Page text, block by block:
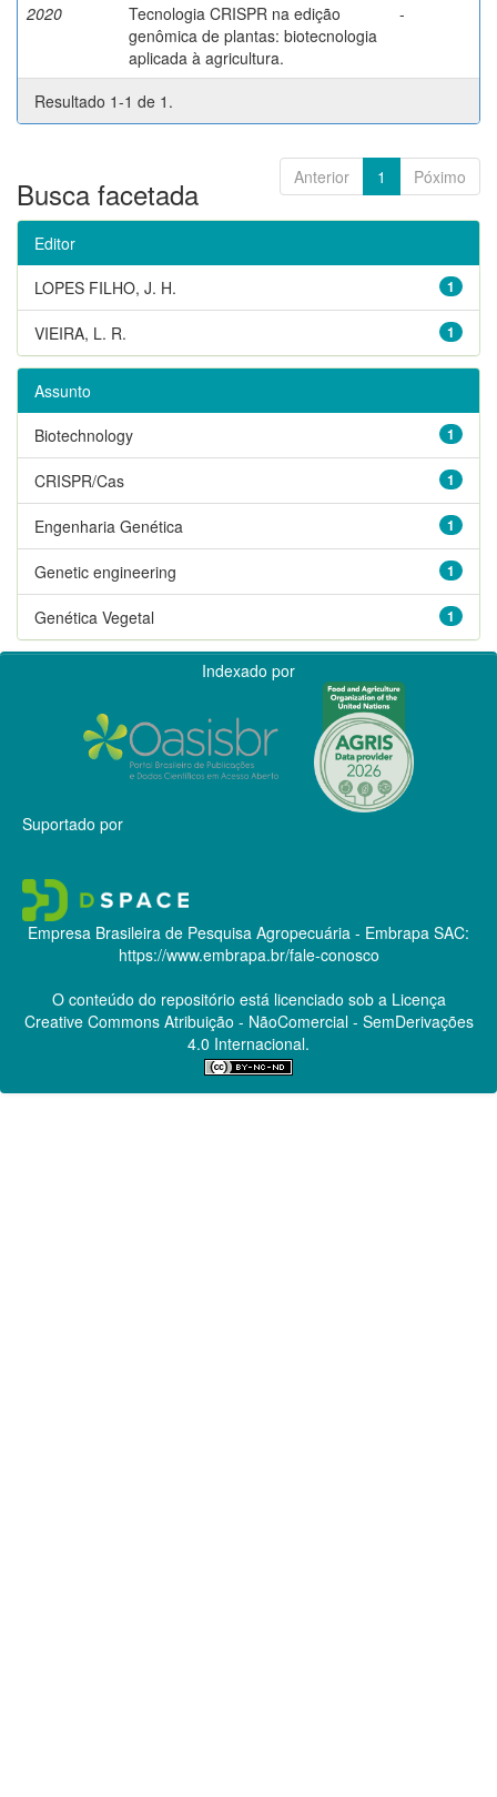
2020
Tecnologia CRISPR na edição
genômica de plantas: biotecnologia
aplicada à agricultura.
-
Resultado 1-1 de 1.
Anterior 1 Póximo
Busca facetada
Editor
1
LOPES FILHO, J. H.
1
VIEIRA, L. R.
Assunto
1
Biotechnology
1
CRISPR/Cas
1
Engenharia Genética
1
Genetic engineering
1
Genética Vegetal
Indexado por
Suportado por
Empresa Brasileira de Pesquisa Agropecuária - Embrapa SAC:
https://www.embrapa.br/fale-conosco
O conteúdo do repositório está licenciado sob a Licença
Creative CommonsAtribuição - NãoComercial - SemDerivações
4.0 Internacional.